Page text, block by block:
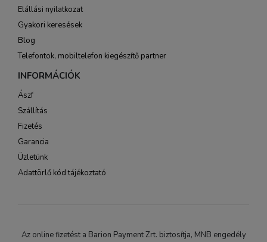
Elállási nyilatkozat
Gyakori keresések
Blog
Telefontok, mobiltelefon kiegészítő partner
INFORMÁCIÓK
Ászf
Szállítás
Fizetés
Garancia
Üzletünk
Adattörlő kód tájékoztató
Az online fizetést a Barion Payment Zrt. biztosítja, MNB engedély